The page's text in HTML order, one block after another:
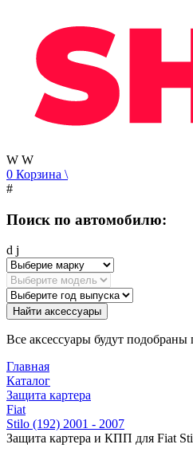
W W
0 Корзина \
#
Поиск по автомобилю:
d j
Найти аксессуары
Все аксессуары будут
Главная
Каталог
Защита картера
Fiat
Stilo (192) 2001 - 2007
Защита картера и КПП для Fiat